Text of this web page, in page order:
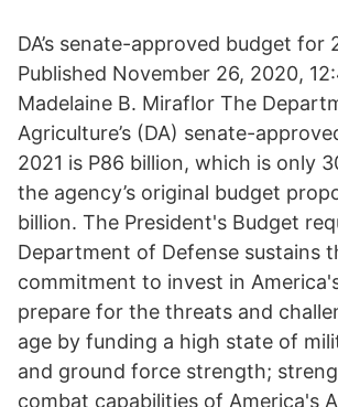
DA’s senate-approved budget for
Published November 26, 2020,
Madelaine B. Miraflor The
Agriculture’s (DA) senate-
2021 is P86 billion, which is only
the agency’s original budget
billion. The President's Budget
Department of Defense sustains
commitment to invest in
prepare for the threats and
age by funding a high state of
and ground force strength;
combat capabilities of America's